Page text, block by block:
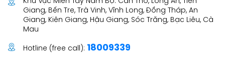
Giang, Bến Tre, Trà Vinh, Vĩnh Long, Đồng Tháp, An
Giang, Kiên Giang, Hậu Giang, Sóc Trăng, Bạc Liêu, Cà
Mau
Hotline (free call): 18009339